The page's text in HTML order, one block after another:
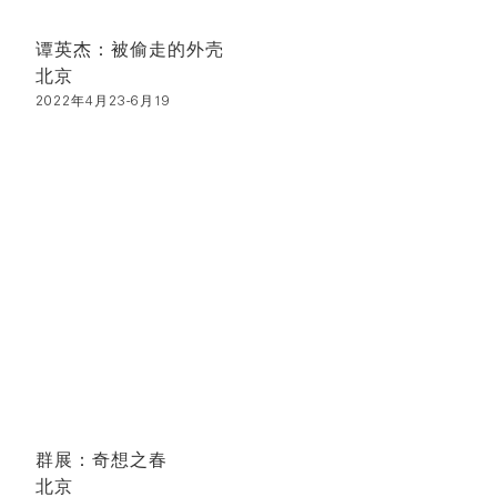
谭英杰：被偷走的外壳
北京
2022年4月23-6月19
群展：奇想之春
北京